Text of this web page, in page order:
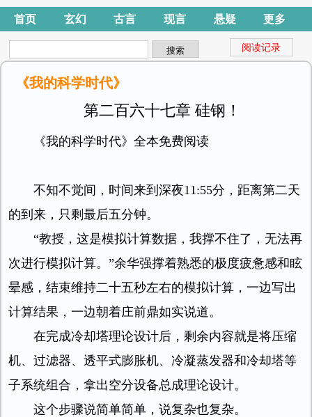
首页 玄幻 古言 现言 悬疑 更多
阅读记录
《我的科学时代》
第二百六十七章 硅钢！
《我的科学时代》全本免费阅读
不知不觉间，时间来到深夜11:55分，距离第二天
的到来，只剩最后五分钟。
“教授，这是模拟计算数据，我撑不住了，无法再
次进行模拟计算。”余华强撑着熟悉的极度疲惫感和眩
晕感，结束维持二十五秒左右的模拟计算，一边写出
计算结果，一边朝着庄前鼎如实说道。
在完成冷却塔理论设计后，剩余内容就是将压缩
机、过滤器、透平式膨胀机、冷凝蒸发器和冷却塔等
子系统组合，拿出空分设备总成理论设计。
这个步骤说简单简单，说复杂也复杂。